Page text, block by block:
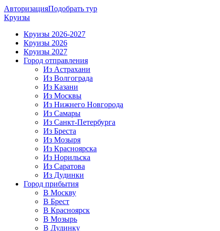
АвторизацияПодобрать тур
Круизы
Круизы 2026-2027
Круизы 2026
Круизы 2027
Город отправления
Из Астрахани
Из Волгограда
Из Казани
Из Москвы
Из Нижнего Новгорода
Из Самары
Из Санкт-Петербурга
Из Бреста
Из Мозыря
Из Красноярска
Из Норильска
Из Саратова
Из Дудинки
Город прибытия
В Москву
В Брест
В Красноярск
В Мозырь
В Дудинку